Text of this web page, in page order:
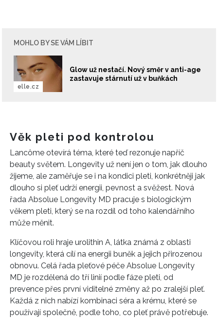
MOHLO BY SE VÁM LÍBIT
Glow už nestačí. Nový směr v anti-age
zastavuje stárnutí už v buňkách
elle.cz
Věk pleti pod kontrolou
Lancôme otevírá téma, které teď rezonuje napříč
beauty světem. Longevity už není jen o tom, jak dlouho
žijeme, ale zaměřuje se i na kondici pleti, konkrétněji jak
dlouho si pleť udrží energii, pevnost a svěžest. Nová
řada Absolue Longevity MD pracuje s biologickým
věkem pleti, který se na rozdíl od toho kalendářního
může měnit.
Klíčovou roli hraje urolithin A, látka známá z oblasti
longevity, která cílí na energii buněk a jejich přirozenou
obnovu. Celá řada pleťové péče Absolue Longevity
MD je rozdělená do tří linií podle fáze pleti, od
prevence přes první viditelné změny až po zralejší pleť.
Každá z nich nabízí kombinaci séra a krému, které se
používají společně, podle toho, co pleť právě potřebuje.